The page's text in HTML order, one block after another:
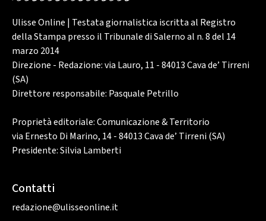
Ulisse Online | Testata giornalistica iscritta al Registro
della Stampa presso il Tribunale di Salerno al n. 8 del 14
marzo 2014
Direzione - Redazione: via Lauro, 11 - 84013 Cava de’ Tirreni
(SA)
Direttore responsabile: Pasquale Petrillo
Proprietà editoriale: Comunicazione & Territorio
via Ernesto Di Marino, 14 - 84013 Cava de’ Tirreni (SA)
Presidente: Silvia Lamberti
Contatti
redazione@ulisseonline.it